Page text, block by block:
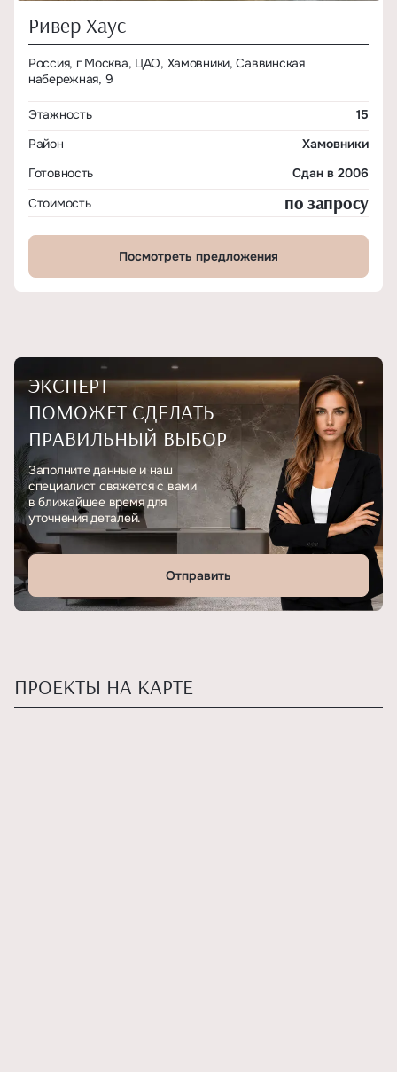
Ривер Хаус
Россия, г Москва, ЦАО, Хамовники, Саввинская
набережная, 9
Этажность
15
Район
Хамовники
Готовность
Сдан в 2006
Стоимость
по запросу
Посмотреть предложения
ЭКСПЕРТ
ПОМОЖЕТ СДЕЛАТЬ
ПРАВИЛЬНЫЙ ВЫБОР
Заполните данные и наш
специалист свяжется с вами
в ближайшее время для
уточнения деталей.
Отправить
ПРОЕКТЫ НА КАРТЕ